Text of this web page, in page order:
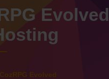
Evolved
CozRPG Evolved